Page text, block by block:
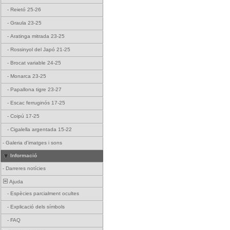
- Reietó 25-26
- Graula 23-25
- Aratinga mitrada 23-25
- Rossinyol del Japó 21-25
- Brocat variable 24-25
- Monarca 23-25
- Papallona tigre 23-27
- Escac ferruginós 17-25
- Coipú 17-25
- Cigalella argentada 15-22
- Galeria d'imatges i sons
Informació
- Darreres notícies
Ajuda
- Espècies parcialment ocultes
- Explicació dels símbols
- FAQ